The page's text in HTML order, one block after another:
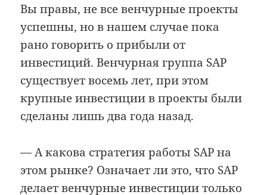
Вы правы, не все венчурные проекты
успешны, но в нашем случае пока
рано говорить о прибыли от
инвестиций. Венчурная группа SAP
существует восемь лет, при этом
крупные инвестиции в проекты были
сделаны лишь два года назад.
— А какова стратегия работы SAP на
этом рынке? Означает ли это, что SAP
делает венчурные инвестиции только